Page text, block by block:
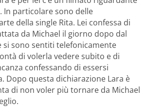
In particolare sono delle
della single Rita. Lei confessa di
da Michael il giorno dopo dal
sono sentiti telefonicamente
di volerla vedere subito e di
confessando di essersi
Dopo questa dichiarazione Lara è
di non voler più tornare da Michael